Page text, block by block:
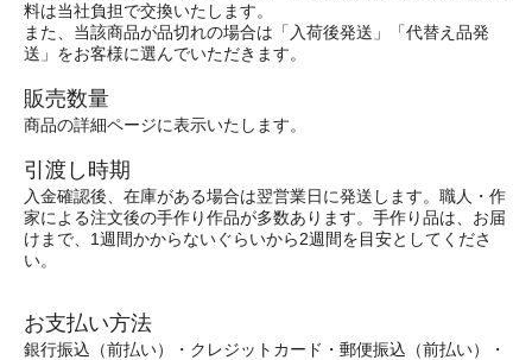
料は当社負担で交換いたします。
また、当該商品が品切れの場合は「入荷後発送」「代替え品発
送」をお客様に選んでいただきます。
販売数量
商品の詳細ページに表示いたします。
引渡し時期
入金確認後、在庫がある場合は翌営業日に発送します。職人・作
家による注文後の手作り作品が多数あります。手作り品は、お届
けまで、1週間かからないぐらいから2週間を目安としてくださ
い。
お支払い方法
銀行振込（前払い）・クレジットカード・郵便振込（前払い）・